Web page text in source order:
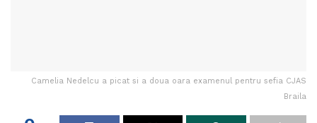
Camelia Nedelcu a picat si a doua oara examenul pentru sefia CJAS
Braila